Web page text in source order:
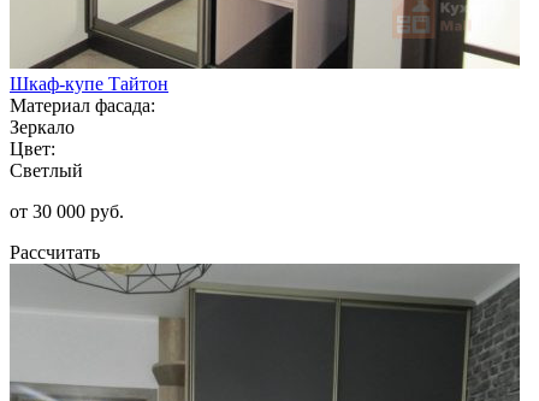
Шкаф-купе Тайтон
Материал фасада:
Зеркало
Цвет:
Светлый
от 30 000 руб.
Рассчитать